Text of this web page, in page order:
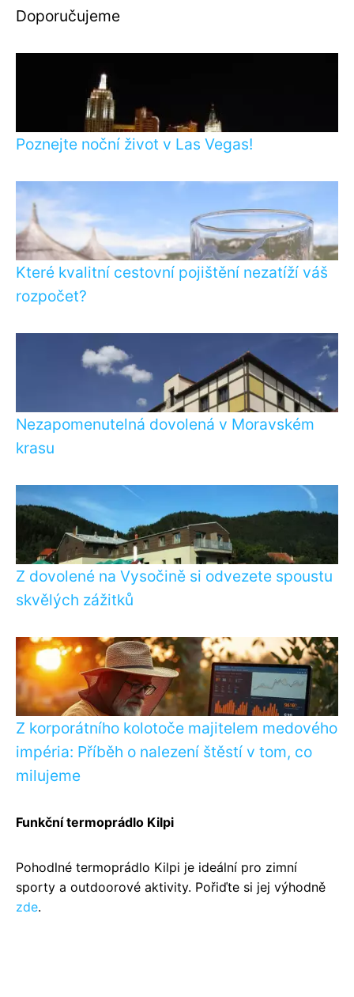
Doporučujeme
Poznejte noční život v Las Vegas!
Které kvalitní cestovní pojištění nezatíží váš
rozpočet?
Nezapomenutelná dovolená v Moravském
krasu
Z dovolené na Vysočině si odvezete spoustu
skvělých zážitků
Z korporátního kolotoče majitelem medového
impéria: Příběh o nalezení štěstí v tom, co
milujeme
Funkční termoprádlo Kilpi
Pohodlné termoprádlo Kilpi je ideální pro zimní
sporty a outdoorové aktivity. Pořiďte si jej výhodně
zde.